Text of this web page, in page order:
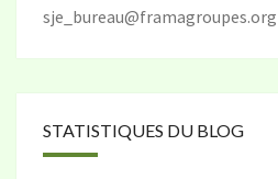
sje_bureau@framagroupes.org
STATISTIQUES DU BLOG